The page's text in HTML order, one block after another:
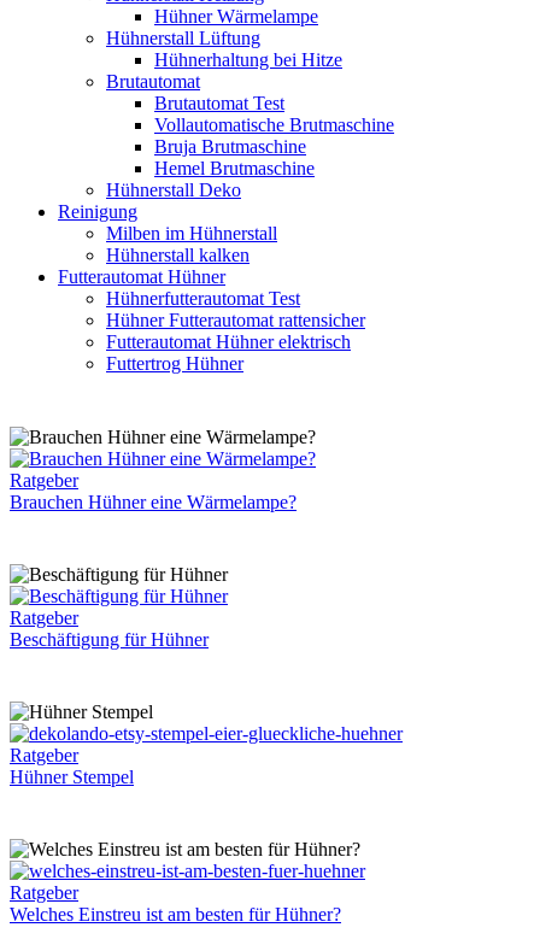
Hühner Wärmelampe
Hühnerstall Lüftung
Hühnerhaltung bei Hitze
Brutautomat
Brutautomat Test
Vollautomatische Brutmaschine
Bruja Brutmaschine
Hemel Brutmaschine
Hühnerstall Deko
Reinigung
Milben im Hühnerstall
Hühnerstall kalken
Futterautomat Hühner
Hühnerfutterautomat Test
Hühner Futterautomat rattensicher
Futterautomat Hühner elektrisch
Futtertrog Hühner
Brauchen
Hühner
Ratgeber
Brauchen Hühner eine Wärmelampe?
Beschäftigung
für
Ratgeber
Beschäftigung für Hühner
Hühner
Stempel
Ratgeber
Hühner Stempel
Welches
Einstreu
Ratgeber
Welches Einstreu ist am besten für Hühner?